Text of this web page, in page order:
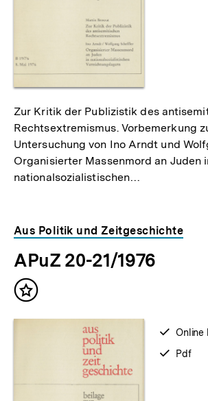
Zur Kritik der Publizistik des
Rechtsextremismus. Vorbemerkung
Untersuchung von Ino Arndt und
Organisierter Massenmord an Juden
nationalsozialistischen…
Aus Politik und Zeitgeschichte
APuZ 20-21/1976
Inhalt
Online
Pdf